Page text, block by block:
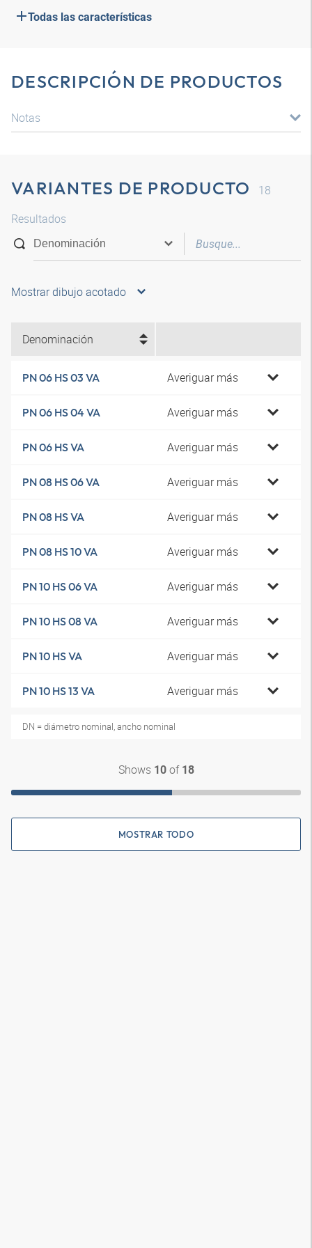
Todas las características
DESCRIPCIÓN DE PRODUCTOS
Notas
VARIANTES DE PRODUCTO
18
Resultados
Mostrar dibujo acotado
Denominación
PN 06 HS 03 VA Averiguar más
PN 06 HS 04 VA Averiguar más
PN 06 HS VA Averiguar más
PN 08 HS 06 VA Averiguar más
PN 08 HS VA Averiguar más
PN 08 HS 10 VA Averiguar más
PN 10 HS 06 VA Averiguar más
PN 10 HS 08 VA Averiguar más
PN 10 HS VA Averiguar más
PN 10 HS 13 VA Averiguar más
DN = diámetro nominal, ancho nominal
Shows 10of 18
MOSTRAR TODO